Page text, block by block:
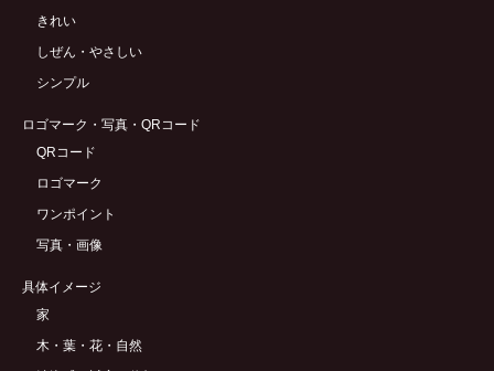
きれい
しぜん・やさしい
シンプル
ロゴマーク・写真・QRコード
QRコード
ロゴマーク
ワンポイント
写真・画像
具体イメージ
家
木・葉・花・自然